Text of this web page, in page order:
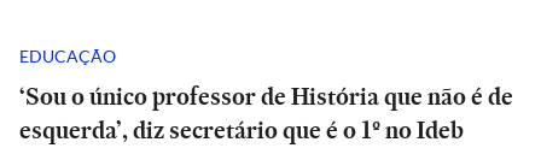
EDUCAÇÃO
‘Sou o único professor de História que não é de
esquerda’, diz secretário que é o 1º no Ideb